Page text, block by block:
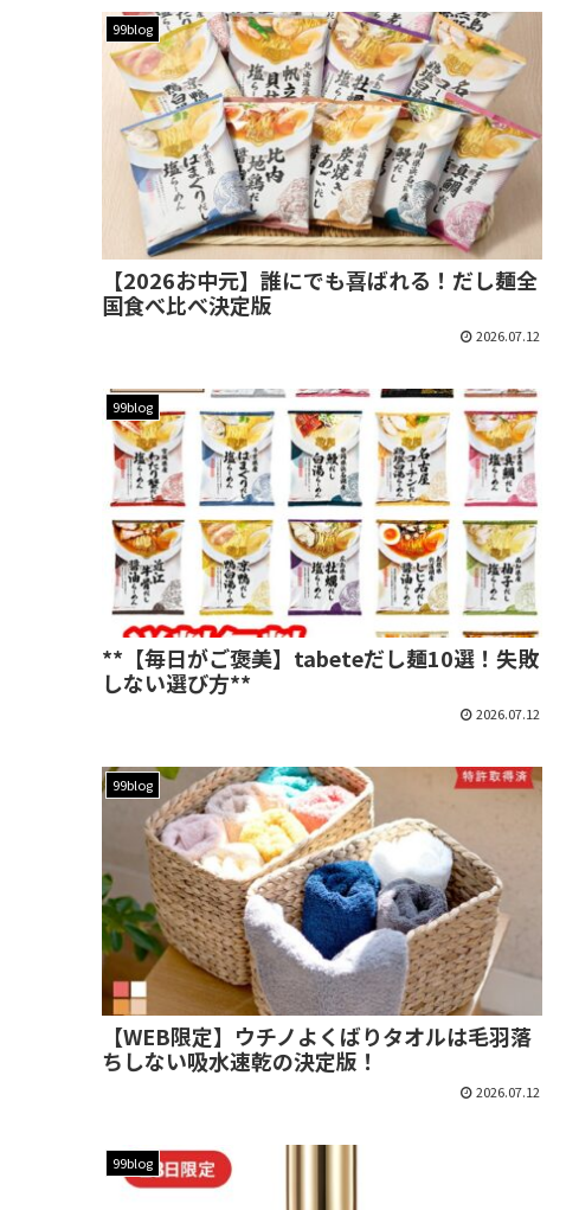
99blog
【2026お中元】誰にでも喜ばれる！だし麺全
国食べ比べ決定版
2026.07.12
99blog
**【毎日がご褒美】tabeteだし麺10選！失敗
しない選び方**
2026.07.12
99blog
【WEB限定】ウチノよくばりタオルは毛羽落
ちしない吸水速乾の決定版！
2026.07.12
99blog